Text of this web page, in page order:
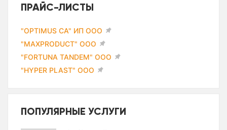
ПРАЙС-ЛИСТЫ
"OPTIMUS CA" ИП ООО
"MAXPRODUCT" ООО
"FORTUNA TANDEM" ООО
"HYPER PLAST" ООО
ПОПУЛЯРНЫЕ УСЛУГИ